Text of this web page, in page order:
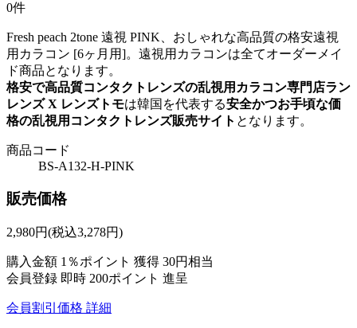
0件
Fresh peach 2tone 遠視 PINK、おしゃれな高品質の格安遠視
用カラコン [6ヶ月用]。遠視用カラコンは全てオーダーメイ
ド商品となります。
格安で高品質コンタクトレンズの乱視用カラコン専門店ラン
レンズ X レンズトモは韓国を代表する安全かつお手頃な価
格の乱視用コンタクトレンズ販売サイト となります。
商品コード
BS-A132-H-PINK
販売価格
2,980円(税込3,278円)
購入金額 1％ポイント 獲得 30円相当
会員登録 即時 200ポイント 進呈
会員割引価格 詳細